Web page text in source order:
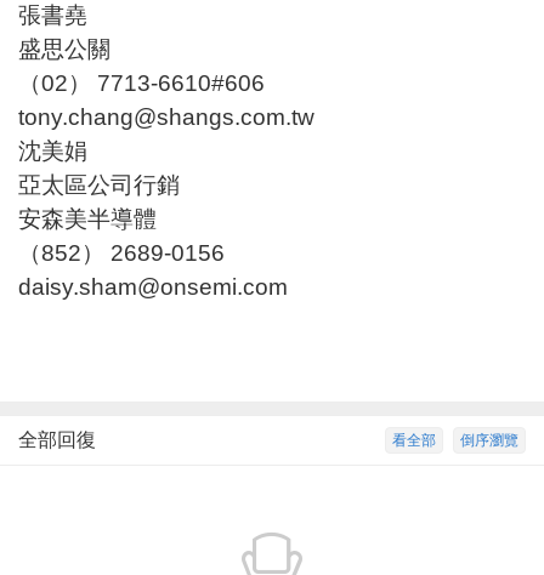
張書堯
盛思公關
（02） 7713-6610#606
tony.chang@shangs.com.tw
沈美娟
亞太區公司行銷
安森美半導體
（852） 2689-0156
daisy.sham@onsemi.com
倒序瀏覽
看全部
全部回復